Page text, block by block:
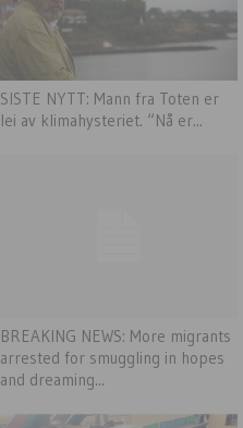
SISTE NYTT: Mann fra Toten er
lei av klimahysteriet. “Nå er...
BREAKING NEWS: More migrants
arrested for smuggling in hopes
and dreaming...